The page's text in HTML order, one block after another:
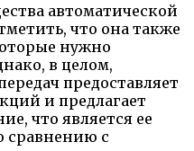
автоматической
что она также
нужно
в целом,
предоставляет
и предлагает
что является ее
сравнению с